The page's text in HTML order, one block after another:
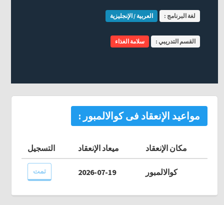
لغة البرنامج : العربية / الإنجليزية
القسم التدريبي : سلامة الغذاء
مواعيد الإنعقاد فى كوالالمبور :
مكان الإنعقاد ميعاد الإنعقاد التسجيل
كوالالمبور 2026-07-19 تمت